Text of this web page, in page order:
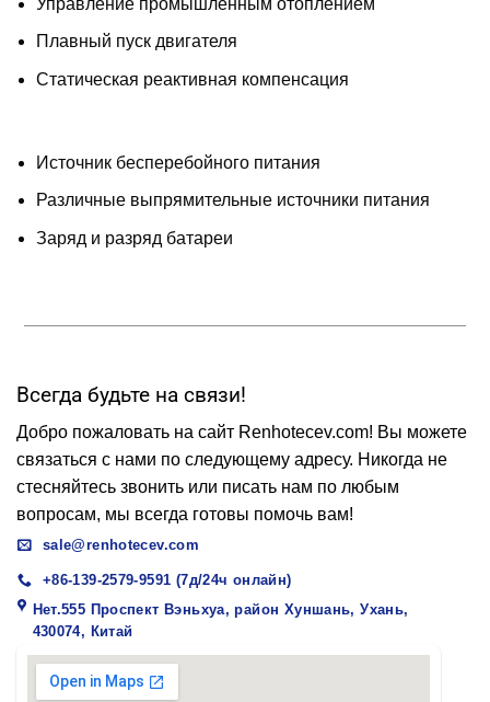
Плавный пуск двигателя
Статическая реактивная компенсация
Источник бесперебойного питания
Различные выпрямительные источники питания
Заряд и разряд батареи
Всегда будьте на связи!
Добро пожаловать на сайт Renhotecev.com! Вы можете
связаться с нами по следующему адресу. Никогда не
стесняйтесь звонить или писать нам по любым
вопросам, мы всегда готовы помочь вам!
sale@renhotecev.com
+86-139-2579-9591 (7д/24ч онлайн)
Нет.555 Проспект Вэньхуа, район Хуншань, Ухань,
430074, Китай